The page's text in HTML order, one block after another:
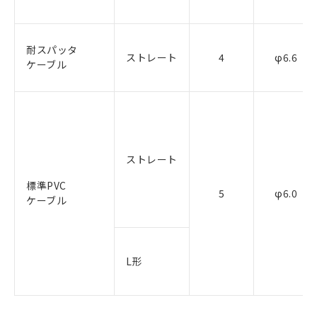
耐スパッタ
ケーブル
ストレート 4 φ6.6
標準PVC
ケーブル
ストレート
5 φ6.0
L形